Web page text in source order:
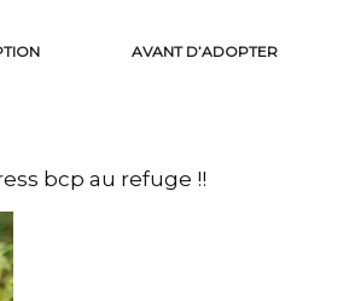
AVANT D’ADOPTER
bcp au refuge !!